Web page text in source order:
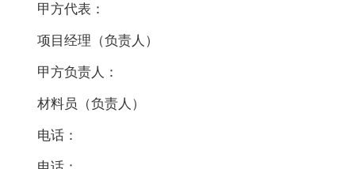
甲方代表：
项目经理（负责人）
甲方负责人：
材料员（负责人）
电话：